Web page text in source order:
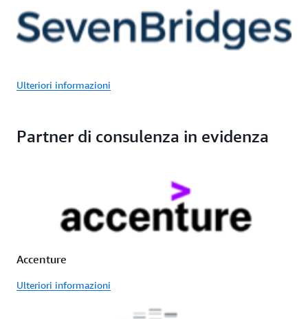
Ulteriori informazioni
Partner di consulenza in evidenza
Accenture
Ulteriori informazioni